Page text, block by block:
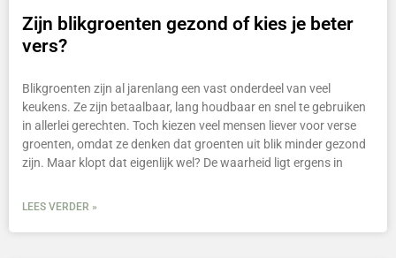
Zijn blikgroenten gezond of kies je beter
vers?
Blikgroenten zijn al jarenlang een vast onderdeel van veel
keukens. Ze zijn betaalbaar, lang houdbaar en snel te gebruiken
in allerlei gerechten. Toch kiezen veel mensen liever voor verse
groenten, omdat ze denken dat groenten uit blik minder gezond
zijn. Maar klopt dat eigenlijk wel? De waarheid ligt ergens in
LEES VERDER »